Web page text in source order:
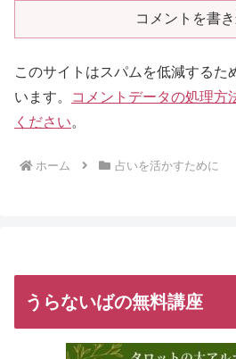
コメントを書
このサイトはスパムを低減するた
います。
コメントデータの処理方
ください。
ホーム 占いを活かすために
うらないばの無料講座